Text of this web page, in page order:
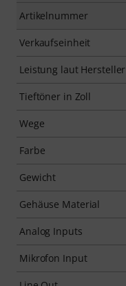
Artikelnummer
Verkaufseinheit
Leistung laut Hersteller
Tieftöner in Zoll
Wege
Farbe
Gewicht
Gehäuse Material
Analog Inputs
Mikrofon Input